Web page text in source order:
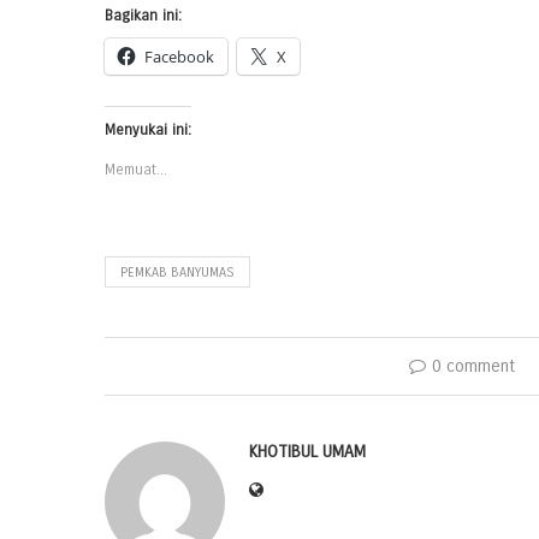
Bagikan ini:
Facebook X
Menyukai ini:
Memuat...
PEMKAB BANYUMAS
0 comment
KHOTIBUL UMAM